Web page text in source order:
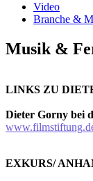
Video
Branche &
Musik &
LINKS ZU
Dieter Gorny bei
EXKURS/